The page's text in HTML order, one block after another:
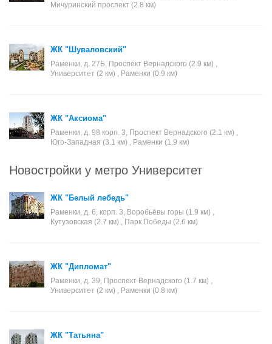
Мичуринский проспект (2.8 км)
ЖК "Шуваловский"
Раменки, д. 27Б, Проспект Вернадского (2.9 км) ,
Университет (2 км) , Раменки (0.9 км)
ЖК "Аксиома"
Раменки, д. 98 корп. 3, Проспект Вернадского (2.1 км) ,
Юго-Западная (3.1 км) , Раменки (1.9 км)
Новостройки у метро Университет
ЖК "Белый лебедь"
Раменки, д. 6, корп. 3, Воробьёвы горы (1.9 км) ,
Кутузовская (2.7 км) , Парк Победы (2.6 км)
ЖК "Дипломат"
Раменки, д. 39, Проспект Вернадского (1.7 км) ,
Университет (2 км) , Раменки (0.8 км)
ЖК "Татьяна"